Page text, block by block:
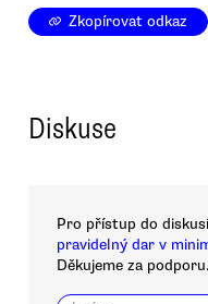
Zkopírovat odkaz
Diskuse
Pro přístup do
pravidelný dar v
Děkujeme za podporu.